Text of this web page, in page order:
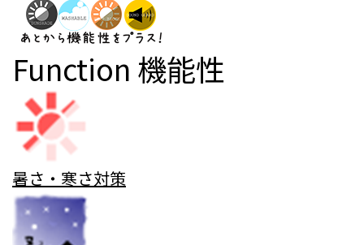
Function 機能性
暑さ・寒さ対策